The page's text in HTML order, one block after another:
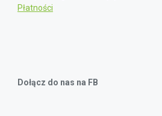
Płatności
Dołącz do nas na FB